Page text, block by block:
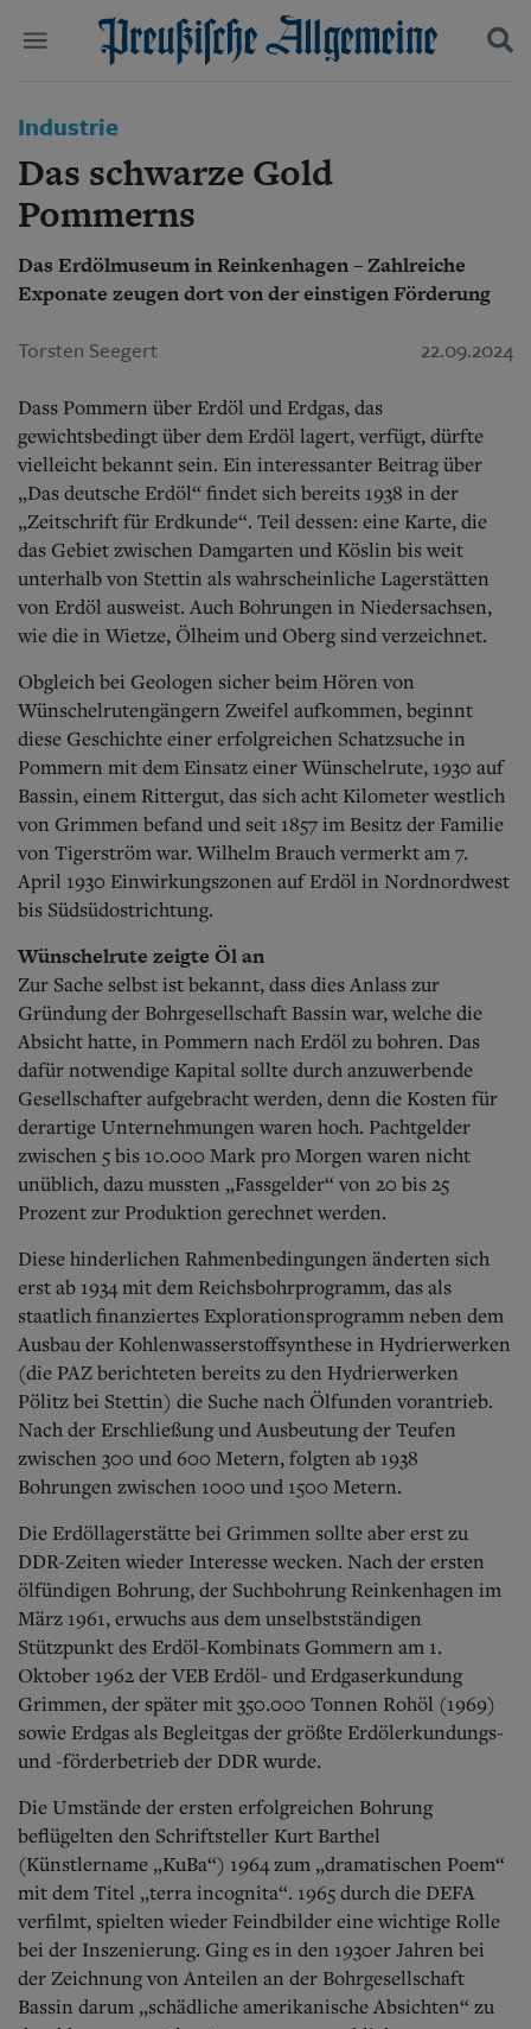
Start
Wer wir sind
Aktuelle Ausgabe
Abonnenten-Login
Abonnent werden
Abo Prämien
Archiv
Wirtschaft
Leben
Geschichte
Ostpreußen
Danzig und Westpreußen
Bücher
Kontakt
Impressum
Datenschutz
Suchen und finden
Industrie
Das schwarze Gold
Pommerns
Das Erdölmuseum in Reinkenhagen – Zahlreiche
Exponate zeugen dort von der einstigen Förderung
Torsten Seegert 22.09.2024
Dass Pommern über Erdöl und Erdgas, das
gewichtsbedingt über dem Erdöl lagert, verfügt, dürfte
vielleicht bekannt sein. Ein interessanter Beitrag über
„Das deutsche Erdöl“ findet sich bereits 1938 in der
„Zeitschrift für Erdkunde“. Teil dessen: eine Karte, die
das Gebiet zwischen Damgarten und Köslin bis weit
unterhalb von Stettin als wahrscheinliche Lagerstätten
von Erdöl ausweist. Auch Bohrungen in Niedersachsen,
wie die in Wietze, Ölheim und Oberg sind verzeichnet.
Obgleich bei Geologen sicher beim Hören von
Wünschelrutengängern Zweifel aufkommen, beginnt
diese Geschichte einer erfolgreichen Schatzsuche in
Pommern mit dem Einsatz einer Wünschelrute, 1930 auf
Bassin, einem Rittergut, das sich acht Kilometer westlich
von Grimmen befand und seit 1857 im Besitz der Familie
von Tigerström war. Wilhelm Brauch vermerkt am 7.
April 1930 Einwirkungszonen auf Erdöl in Nordnordwest
bis Südsüdostrichtung.
Wünschelrute zeigte Öl an
Zur Sache selbst ist bekannt, dass dies Anlass zur
Gründung der Bohrgesellschaft Bassin war, welche die
Absicht hatte, in Pommern nach Erdöl zu bohren. Das
dafür notwendige Kapital sollte durch anzuwerbende
Gesellschafter aufgebracht werden, denn die Kosten für
derartige Unternehmungen waren hoch. Pachtgelder
zwischen 5 bis 10.000 Mark pro Morgen waren nicht
unüblich, dazu mussten „Fassgelder“ von 20 bis 25
Prozent zur Produktion gerechnet werden.
Diese hinderlichen Rahmenbedingungen änderten sich
erst ab 1934 mit dem Reichsbohrprogramm, das als
staatlich finanziertes Explorationsprogramm neben dem
Ausbau der Kohlenwasserstoffsynthese in Hydrierwerken
(die PAZ berichteten bereits zu den Hydrierwerken
Pölitz bei Stettin) die Suche nach Ölfunden vorantrieb.
Nach der Erschließung und Ausbeutung der Teufen
zwischen 300 und 600 Metern, folgten ab 1938
Bohrungen zwischen 1000 und 1500 Metern.
Die Erdöllagerstätte bei Grimmen sollte aber erst zu
DDR-Zeiten wieder Interesse wecken. Nach der ersten
ölfündigen Bohrung, der Suchbohrung Reinkenhagen im
März 1961, erwuchs aus dem unselbstständigen
Stützpunkt des Erdöl-Kombinats Gommern am 1.
Oktober 1962 der VEB Erdöl- und Erdgaserkundung
Grimmen, der später mit 350.000 Tonnen Rohöl (1969)
sowie Erdgas als Begleitgas der größte Erdölerkundungs-
und -förderbetrieb der DDR wurde.
Die Umstände der ersten erfolgreichen Bohrung
beflügelten den Schriftsteller Kurt Barthel
(Künstlername „KuBa“) 1964 zum „dramatischen Poem“
mit dem Titel „terra incognita“. 1965 durch die DEFA
verfilmt, spielten wieder Feindbilder eine wichtige Rolle
bei der Inszenierung. Ging es in den 1930er Jahren bei
der Zeichnung von Anteilen an der Bohrgesellschaft
Bassin darum „schädliche amerikanische Absichten“ zu